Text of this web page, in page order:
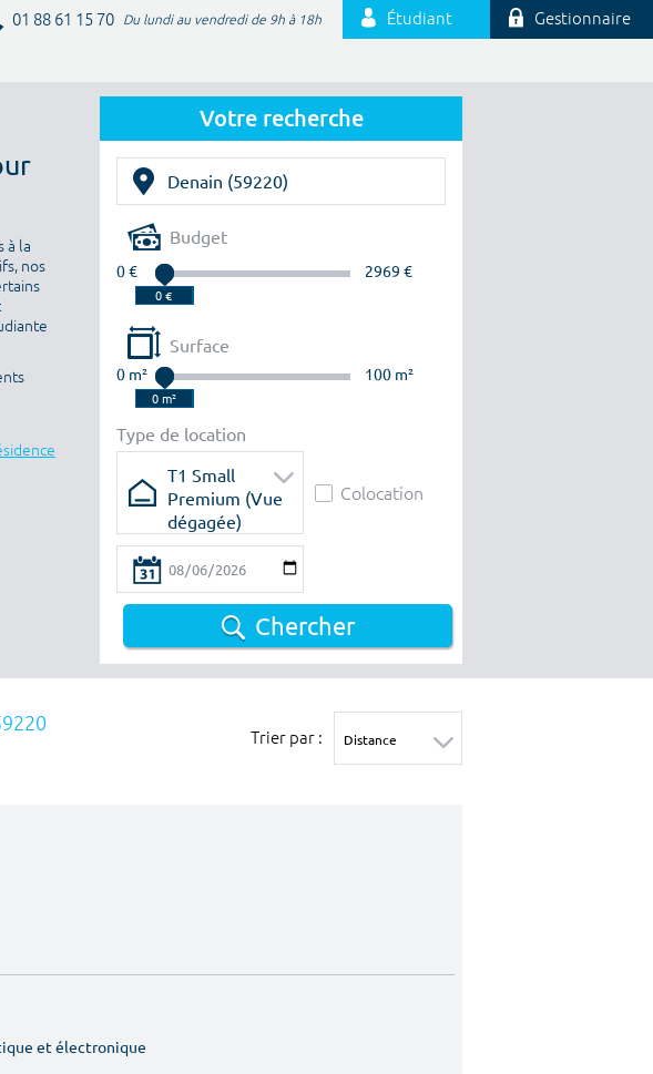
01 88 61 15 70 Du lundi au vendredi de 9h à 18h Étudiant Gestionnaire
Votre recherche
Budget
0 € 2969 €
Surface
0 m² 100 m²
Type de location
T1 Small
Premium (Vue
dégagée)
Colocation
Chercher
à la
nos
Trier par :
et électronique